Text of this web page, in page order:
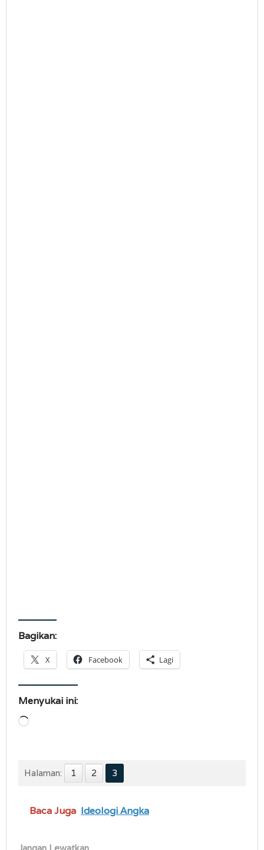
Bagikan:
X Facebook Lagi
Menyukai ini:
Memuat...
Halaman: 1 2 3
Baca Juga Ideologi Angka